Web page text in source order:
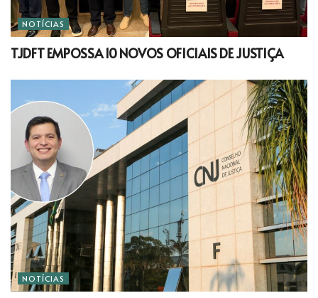
NOTÍCIAS
TJDFT EMPOSSA 10 NOVOS OFICIAIS DE JUSTIÇA
NOTÍCIAS